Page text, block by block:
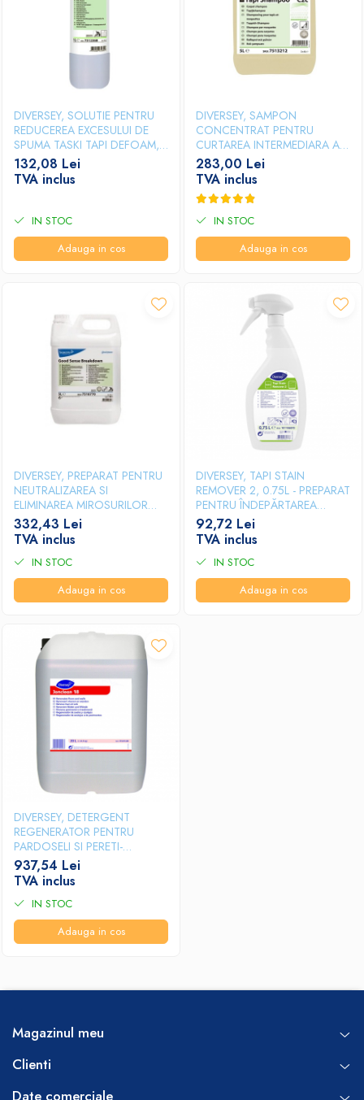
DIVERSEY, SOLUTIE PENTRU
REDUCEREA EXCESULUI DE
SPUMA TASKI TAPI DEFOAM,
1L
132,08 Lei
TVA inclus
IN STOC
Adauga in cos
DIVERSEY, SAMPON
CONCENTRAT PENTRU
CURTAREA INTERMEDIARA A
TUTUROR TIPURILOR DE
MOCHETE, COVOARE SI
TAPITERII TASKI TAPI
SHAMPOO, 5L
283,00 Lei
TVA inclus
IN STOC
Adauga in cos
DIVERSEY, PREPARAT PENTRU
NEUTRALIZAREA SI
ELIMINAREA MIROSURILOR
NEPLACUTE GOOD SENSE
BREAKDOWN, 5L
332,43 Lei
TVA inclus
IN STOC
Adauga in cos
DIVERSEY, TAPI STAIN
REMOVER 2, 0.75L - PREPARAT
PENTRU ÎNDEPĂRTAREA
PETELOR DE PE COVOARE ȘI
TAPIȚERII
92,72 Lei
TVA inclus
IN STOC
Adauga in cos
DIVERSEY, DETERGENT
REGENERATOR PENTRU
PARDOSELI SI PERETI-
JONCLEAN 18, 20L
937,54 Lei
TVA inclus
IN STOC
Adauga in cos
Magazinul meu
Clienti
Date comerciale